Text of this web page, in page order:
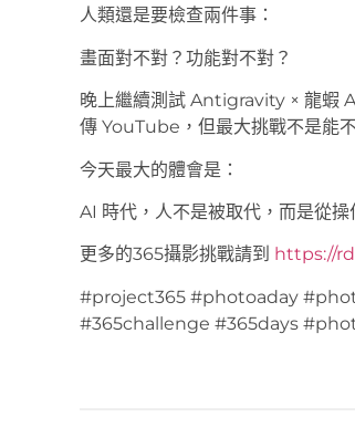
人類還是要檢查兩件事：
畫面對不對？功能對不對？
晚上繼續測試 Antigravity × 龍蝦
傳 YouTube，但最大挑戰不是能
今天最大的體會是：
AI 時代，人不是被取代，而是從操
更多的365攝影挑戰請到 https://
#project365 #photoaday
#365challenge #365days